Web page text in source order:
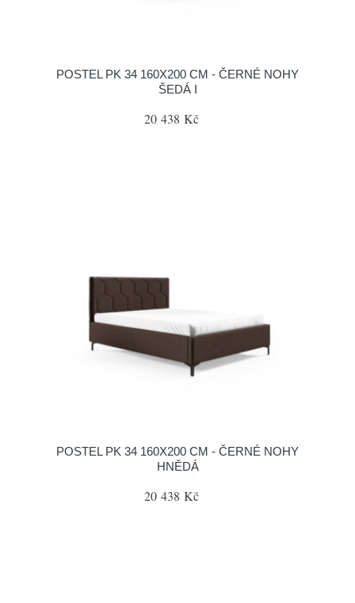
POSTEL PK 34 160X200 CM - ČERNÉ NOHY
ŠEDÁ I
20 438 Kč
POSTEL PK 34 160X200 CM - ČERNÉ NOHY
HNĚDÁ
20 438 Kč